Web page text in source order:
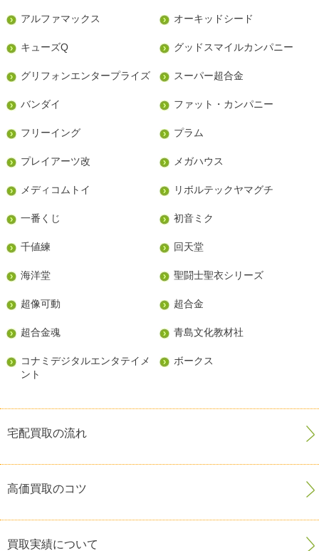
アルファマックス オーキッドシード
キューズQ グッドスマイルカンパニー
グリフォンエンタープライズ スーパー超合金
バンダイ ファット・カンパニー
フリーイング プラム
プレイアーツ改 メガハウス
メディコムトイ リボルテックヤマグチ
一番くじ 初音ミク
千値練 回天堂
海洋堂 聖闘士聖衣シリーズ
超像可動 超合金
超合金魂 青島文化教材社
コナミデジタルエンタテイメ
ント
ボークス
宅配買取の流れ
高価買取のコツ
買取実績について